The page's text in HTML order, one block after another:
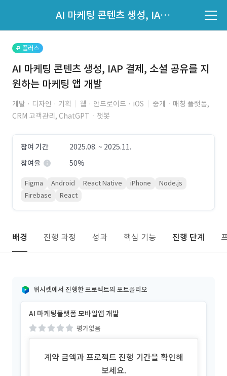
AI 마케팅 콘텐츠 생성, IAP 결제, 소셜 공유를 지원하는 마케팅 앱 개발
지원자 목록 바로가기
플러스
AI 마케팅 콘텐츠 생성, IAP 결제, 소셜 공유를 지
원하는 마케팅 앱 개발
개발 · 디자인 · 기획 웹 · 안드로이드 · iOS
중개ㆍ매칭 플랫폼,
CRM 고객관리, ChatGPTㆍ챗봇
참여 기간
2025.08. ~ 2025.11.
참여율
50%
Figma Android React Native iPhone
Node.js
Firebase
React
배경 진행 과정 성과 핵심 기능 진행 단계
위시켓에서 진행한 프로젝트의 포트폴리오
AI 마케팅플랫폼 모바일앱 개발
평가없음
계약 금액과 프로젝트 진행 기간을 확인해
보세요.